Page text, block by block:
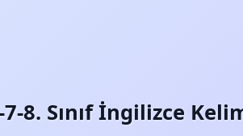
7-8. Sınıf İngilizce